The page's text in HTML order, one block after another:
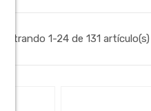
1-24 de 131 artículo(s)